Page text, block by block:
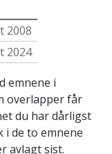
2008
2024
emnene i
overlapper får
du har dårligst
i de to emnene
avlagt sist.